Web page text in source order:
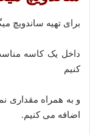
برای تهیه ساندویچ
داخل یک کاسه
کنیم
و به همراه مقداری
اضافه می کنیم.